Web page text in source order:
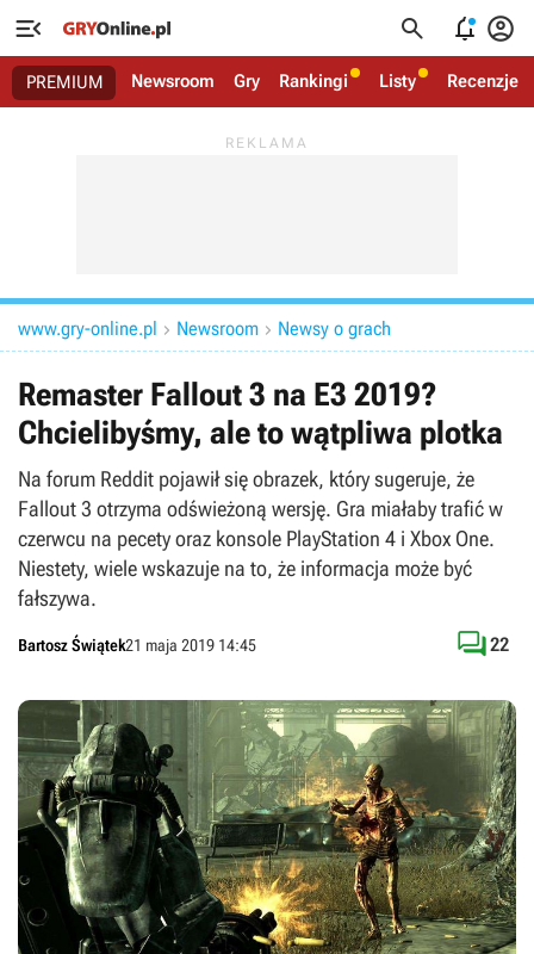
   
PREMIUM Newsroom Gry Rankingi Listy Recenzje
www.gry-online.pl  Newsroom  Newsy o grach
Remaster Fallout 3 na E3 2019?
Chcielibyśmy, ale to wątpliwa plotka
Na forum Reddit pojawił się obrazek, który sugeruje, że
Fallout 3 otrzyma odświeżoną wersję. Gra miałaby trafić w
czerwcu na pecety oraz konsole PlayStation 4 i Xbox One.
Niestety, wiele wskazuje na to, że informacja może być
fałszywa.
Bartosz Świątek21 maja 2019 14:45 22